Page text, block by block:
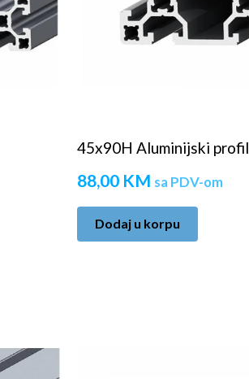
45x90H Aluminijski profil
88,00 KM sa PDV-om
Dodaj u korpu